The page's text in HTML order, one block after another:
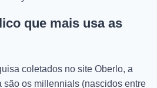
que mais usa as
coletados no site Oberlo, a
são os millennials (nascidos entre